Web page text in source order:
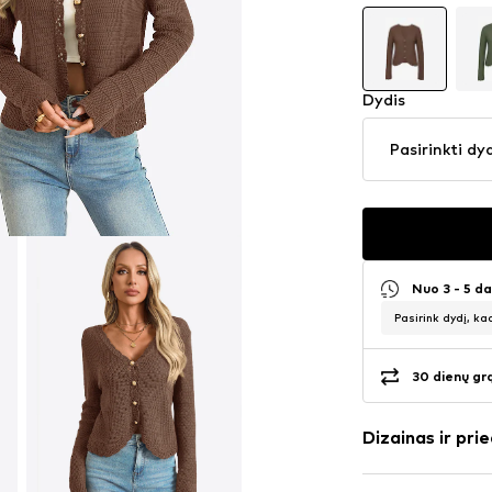
Dydis
Pasirinkti
Nuo 3 - 5
Pasirink dydį,
30 dienų
Dizainas ir